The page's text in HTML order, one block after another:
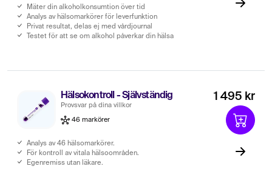
Mäter din alkoholkonsumtion över tid
Analys av hälsomarkörer för leverfunktion
Privat resultat, delas ej med vårdjournal
Testet för att se om alkohol påverkar din hälsa
Hälsokontroll - Självständig
Provsvar på dina villkor
46 markörer
Analys av 46 hälsomarkörer.
För kontroll av vitala hälsoområden.
Egenremiss utan läkare.
1 495 kr